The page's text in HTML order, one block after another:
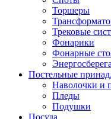
Торшеры
Трековые
Фонарики
Фонарные
Постельные
Наволочки и
Пледы
Подушки
Посуда